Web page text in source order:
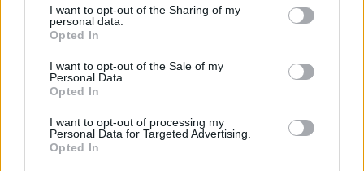
not limited to your visit or usage behaviour. You may click to
grant or deny consent to Google and its third-party tags to
use your data for below specified purposes in below Google
consent section.
I want to opt-out of the Sharing of my
personal data.
Opted In
I want to opt-out of the Sale of my
Personal Data.
Opted In
I want to opt-out of processing my
Personal Data for Targeted Advertising.
Opted In
tartalmazón kívül a többi három is középkori zsidó
szövegeket tartalmaz. Ez utóbbiak szerzőit még nem
A tudósok persze a Rambam néven is ismert Maimonidész,
a 12. századi, Egyiptomban élt orvos és bölcs munkáit várják
a legnagyobb izgalommal. Maimonidész foglalta először